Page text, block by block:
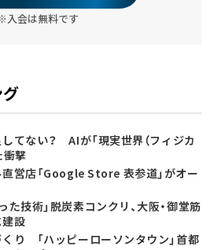
入会は無料です
てない？ AIが「現実世界（フィジカ
衝撃
営店「Google Store 表参道」がオー
た技術」脱炭素コンクリ、大阪・御堂筋
設
り 「ハッピーローソンタウン」首都